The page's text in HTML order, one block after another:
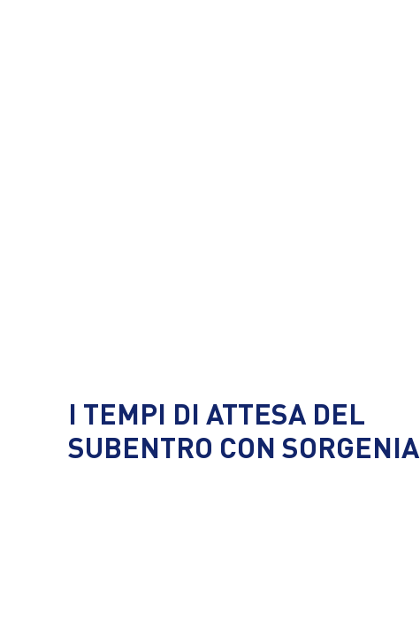
I TEMPI DI ATTESA DEL
SUBENTRO CON SORGENIA